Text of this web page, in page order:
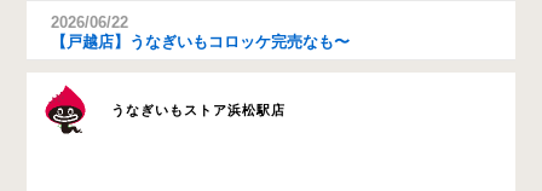
2026/06/22
【戸越店】うなぎいもコロッケ完売なも〜
うなぎいもストア浜松駅店